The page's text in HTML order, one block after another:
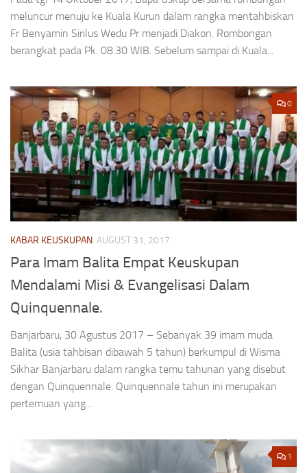
meluncur menuju ke Kuala Kurun dalam rangka mentahbiskan
Fr Benyamin Sirilus Wedu Pr menjadi Diakon. Rombongan
berangkat pada Pk. 08.30 WIB. Sebelum sampai di Kuala...
0
KABAR KEUSKUPAN AUGUST 31, 2017
Para Imam Balita Empat Keuskupan
Mendalami Misi & Evangelisasi Dalam
Quinquennale.
Banjarbaru, 30 Agustus 2017 – Sebanyak 39 imam muda
Balita (usia tahbisan dibawah 5 tahun) berkumpul di Wisma
Sikhar Banjarbaru dalam rangka temu tahunan yang disebut
dengan Quinquennale. Quinquennale tahun ini merupakan
pertemuan yang...
1